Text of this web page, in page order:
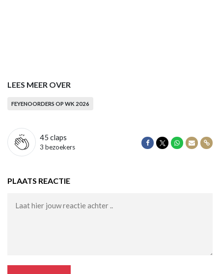
LEES MEER OVER
FEYENOORDERS OP WK 2026
45 claps
3 bezoekers
Delen op Facebook
Delen op Twitter
Delen op
Delen
PLAATS REACTIE